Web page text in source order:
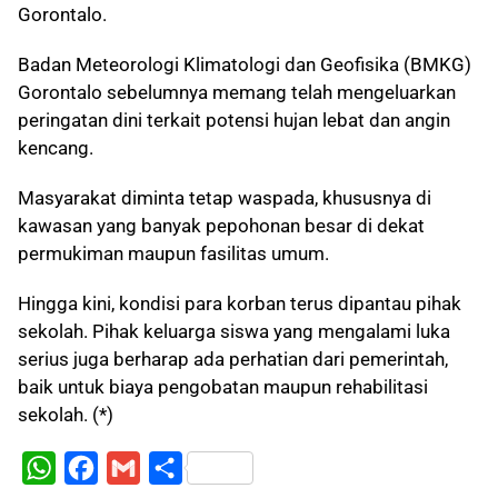
Gorontalo.
Badan Meteorologi Klimatologi dan Geofisika (BMKG)
Gorontalo sebelumnya memang telah mengeluarkan
peringatan dini terkait potensi hujan lebat dan angin
kencang.
Masyarakat diminta tetap waspada, khususnya di
kawasan yang banyak pepohonan besar di dekat
permukiman maupun fasilitas umum.
Hingga kini, kondisi para korban terus dipantau pihak
sekolah. Pihak keluarga siswa yang mengalami luka
serius juga berharap ada perhatian dari pemerintah,
baik untuk biaya pengobatan maupun rehabilitasi
sekolah. (*)
W
S